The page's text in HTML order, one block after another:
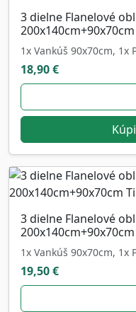
3 dielne Flanelové
1x Vankúš 90x70cm, 1x
18,90 €
3 dielne Flanelové
1x Vankúš 90x70cm, 1x
19,50 €